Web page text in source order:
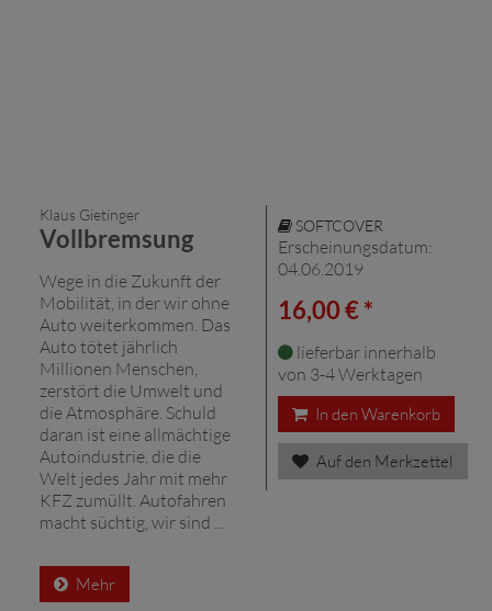
Klaus Gietinger
Vollbremsung
Wege in die Zukunft der
Mobilität, in der wir ohne
Auto weiterkommen. Das
Auto tötet jährlich
Millionen Menschen,
zerstört die Umwelt und
die Atmosphäre. Schuld
daran ist eine allmächtige
Autoindustrie, die die
Welt jedes Jahr mit mehr
KFZ zumüllt. Autofahren
macht süchtig, wir sind ...
Mehr
SOFTCOVER
Erscheinungsdatum:
04.06.2019
16,00 € *
lieferbar innerhalb
von 3-4 Werktagen
In den Warenkorb
Auf den Merkzettel